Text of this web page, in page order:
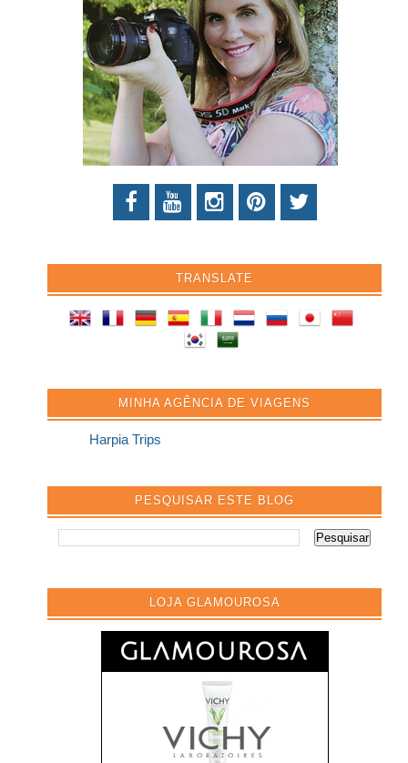
TRANSLATE
MINHA AGÊNCIA DE VIAGENS
Harpia Trips
PESQUISAR ESTE BLOG
LOJA GLAMOUROSA